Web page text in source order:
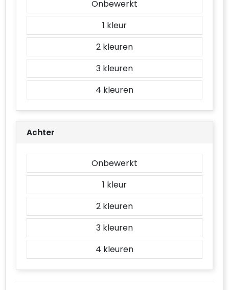
Accessoires voor tassen
Duffeltassen
Aktetassen
Waterbestendige tassen
Opvouwbare tassen
Goodiebags
Onbewerkt
1
2
3
4
Achter
Onbewerkt
1
2
3
4